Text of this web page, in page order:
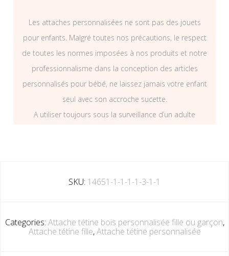
Les attaches personnalisées ne sont pas des jouets
pour enfants. Malgré toutes nos précautions, le respect
de toutes les normes imposées à nos produits et notre
professionnalisme dans la conception des articles
personnalisés pour bébé, ne laissez jamais votre enfant
seul avec son accroche sucette.
A utiliser toujours sous la surveillance d’un adulte
SKU: 14651-1-1-1-1-3-1-1
Categories: Attache tétine bois personnalisée fille ou garçon,
Attache tétine fille,Attache tétine personnalisée